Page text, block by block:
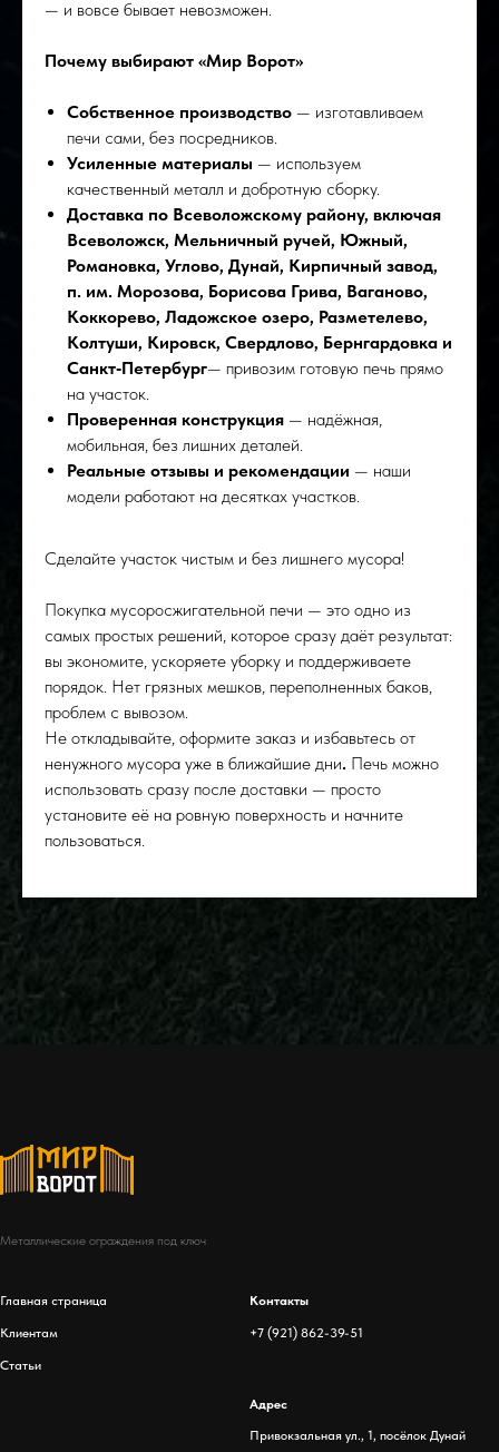
— и вовсе бывает невозможен.
Почему выбирают «Мир Ворот»
Собственное производство — изготавливаем
печи сами, без посредников.
Усиленные материалы — используем
качественный металл и добротную сборку.
Доставка по Всеволожскому району, включая
Всеволожск, Мельничный ручей, Южный,
Романовка, Углово, Дунай, Кирпичный завод,
п. им. Морозова, Борисова Грива, Ваганово,
Коккорево, Ладожское озеро, Разметелево,
Колтуши, Кировск, Свердлово, Бернгардовка и
Санкт‑Петербург— привозим готовую печь прямо
на участок.
Проверенная конструкция — надёжная,
мобильная, без лишних деталей.
Реальные отзывы и рекомендации — наши
модели работают на десятках участков.
Сделайте участок чистым и без лишнего мусора!
Покупка мусоросжигательной печи — это одно из
самых простых решений, которое сразу даёт результат:
вы экономите, ускоряете уборку и поддерживаете
порядок. Нет грязных мешков, переполненных баков,
проблем с вывозом.
Не откладывайте, оформите заказ и избавьтесь от
ненужного мусора уже в ближайшие дни. Печь можно
использовать сразу после доставки — просто
установите её на ровную поверхность и начните
пользоваться.
Металлические ограждения под ключ
Главная страница
Клиентам
Статьи
Контакты
+7 (921) 862-39-51
Адрес
Привокзальная ул., 1, посёлок Дунай